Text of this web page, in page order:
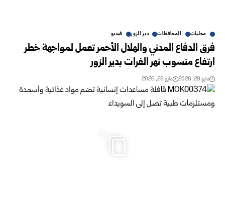
محليات المحافظات دير الزور فيديو
فرق الدفاع المدني والهلال الأحمر تعمل لمواجهة خطر
ارتفاع منسوب نهر الفرات بدير الزور‎ ‎
مايو 28, 2026 مايو 29, 2026